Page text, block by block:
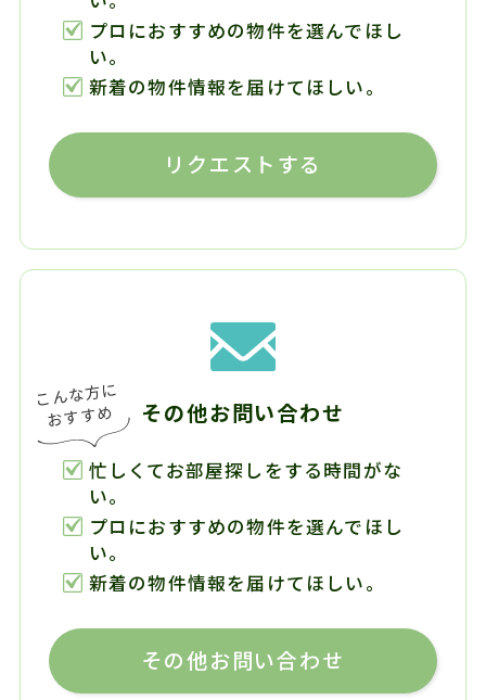
プロにおすすめの物件を選んでほし
い。
新着の物件情報を届けてほしい。
リクエストする
その他お問い合わせ
忙しくてお部屋探しをする時間がな
い。
プロにおすすめの物件を選んでほし
い。
新着の物件情報を届けてほしい。
その他お問い合わせ